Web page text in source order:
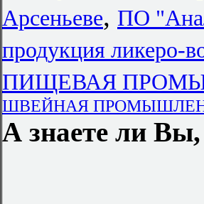
Арсеньеве, ПО
продукция ликеро-
ПИЩЕВАЯ
ШВЕЙНАЯ
А знаете ли Вы,